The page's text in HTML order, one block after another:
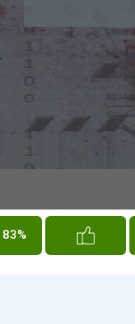
83%